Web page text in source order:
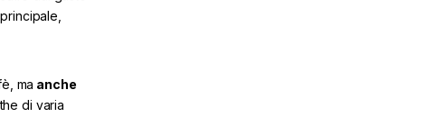
ma anche
di varia